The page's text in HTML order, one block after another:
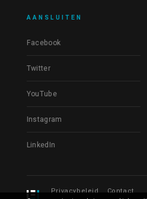
AANSLUITEN
Facebook
Twitter
YouTube
Instagram
LinkedIn
Privacybeleid Contact